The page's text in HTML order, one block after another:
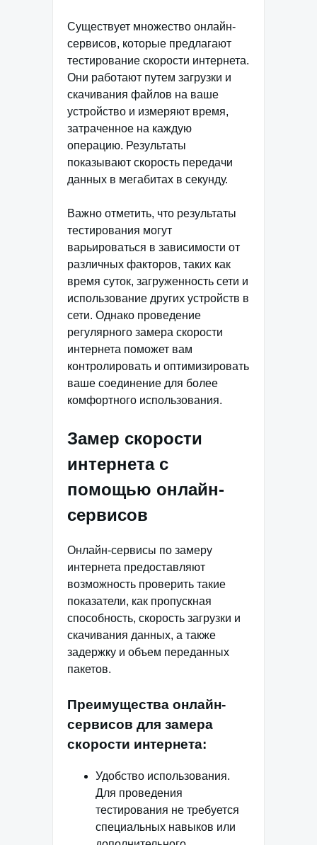
Существует множество онлайн-
сервисов, которые предлагают
тестирование скорости интернета.
Они работают путем загрузки и
скачивания файлов на ваше
устройство и измеряют время,
затраченное на каждую
операцию. Результаты
показывают скорость передачи
данных в мегабитах в секунду.
Важно отметить, что результаты
тестирования могут
варьироваться в зависимости от
различных факторов, таких как
время суток, загруженность сети и
использование других устройств в
сети. Однако проведение
регулярного замера скорости
интернета поможет вам
контролировать и оптимизировать
ваше соединение для более
комфортного использования.
Замер скорости
интернета с
помощью онлайн-
сервисов
Онлайн-сервисы по замеру
интернета предоставляют
возможность проверить такие
показатели, как пропускная
способность, скорость загрузки и
скачивания данных, а также
задержку и объем переданных
пакетов.
Преимущества онлайн-
сервисов для замера
скорости интернета:
Удобство использования.
Для проведения
тестирования не требуется
специальных навыков или